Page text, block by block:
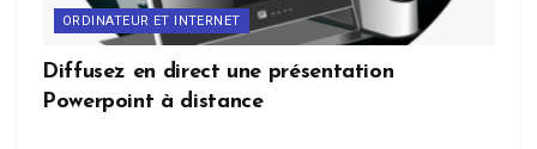
ORDINATEUR ET INTERNET
Diffusez en direct une présentation
Powerpoint à distance